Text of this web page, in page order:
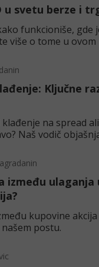
u svetu berze i
funkcioniše, gde
više o tome u
Ključne
klađenje na spread
Naš vodič
između ulaganja
kupovine
postu.